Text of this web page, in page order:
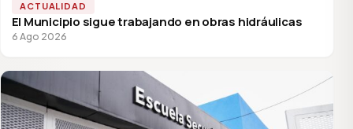
ACTUALIDAD
El Municipio sigue trabajando en obras hidráulicas
6 Ago 2026